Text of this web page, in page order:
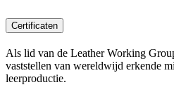
Certificaten
Als lid van de Leather Working
vaststellen van wereldwijd erkende
leerproductie.